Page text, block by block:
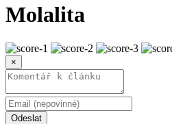
Molalita
×
Odeslat